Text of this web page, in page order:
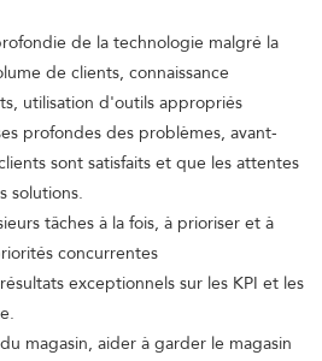
de la technologie malgré la
de clients, connaissance
utilisation d'outils appropriés
profondes des problèmes, avant-
sont satisfaits et que les attentes
solutions.
tâches à la fois, à prioriser et à
concurrentes
exceptionnels sur les KPI et les
magasin, aider à garder le magasin